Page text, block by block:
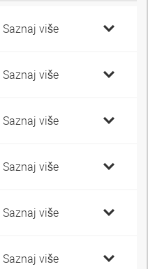
Saznaj više
Saznaj više
Saznaj više
Saznaj više
Saznaj više
Saznaj više